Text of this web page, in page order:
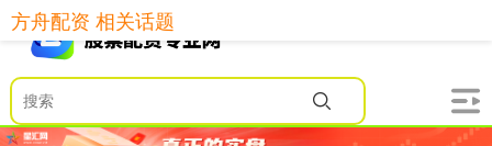
方舟配资 相关话题